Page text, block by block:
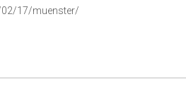
17/muenster/